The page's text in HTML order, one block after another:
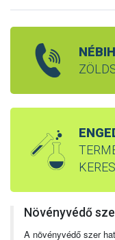
NÉBIH
Növényvédő
A növényvédő szer